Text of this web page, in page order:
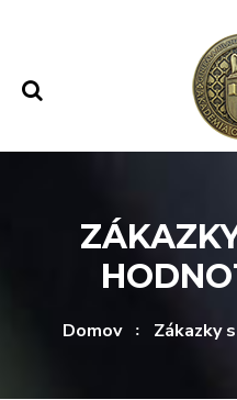
Domov Zákazky